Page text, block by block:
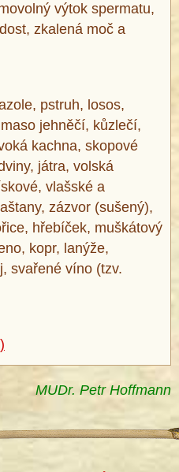
výtok spermatu,
zkalená moč a
pstruh, losos,
jehněčí, kůzlečí,
kachna, skopové
játra, volská
vlašské a
zázvor (sušený),
hřebíček, muškátový
kopr, lanýže,
svařené víno (tzv.
MUDr. Petr Hoffmann